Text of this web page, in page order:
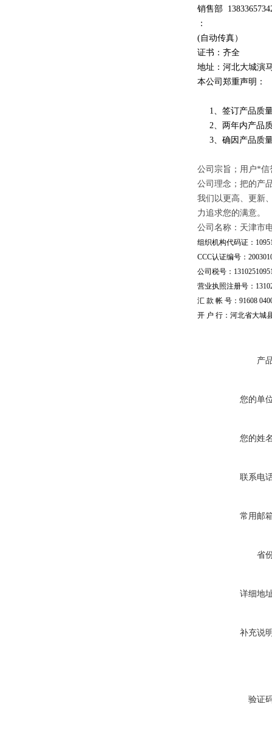
销售部 13833
：
(自动传真）
证书：齐全
地址：河北大城演
本公司郑重声明：
1、签订产品质量
2、两年内产品质
3、确因产品质量
公司宗旨；用户*
公司理念；把的产
我们以更高、更新
力追求您的满意。
公司名称：天津市
组织机构代码证：
CCC认证编号：
公司税号：
营业执照注册号：
汇 款 帐 号：91608
开 户 行：河北省大城
产
您的单
您的姓
联系电
常用邮
省
详细地
补充说
验证